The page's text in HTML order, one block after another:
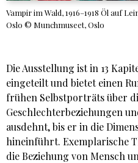
Vampir im Wald, 1916–1918 Öl auf
Oslo © Munchmuseet, Oslo
Die Ausstellung ist in 13
eingeteilt und bietet einen
frühen Selbstporträts über
Geschlechterbeziehungen
ausdehnt, bis er in die
hineinführt. Exemplarische
die Beziehung von Mensch